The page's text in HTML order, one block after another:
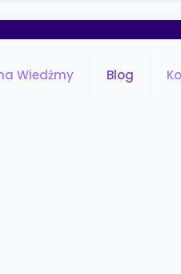
Wiedźmy Blog